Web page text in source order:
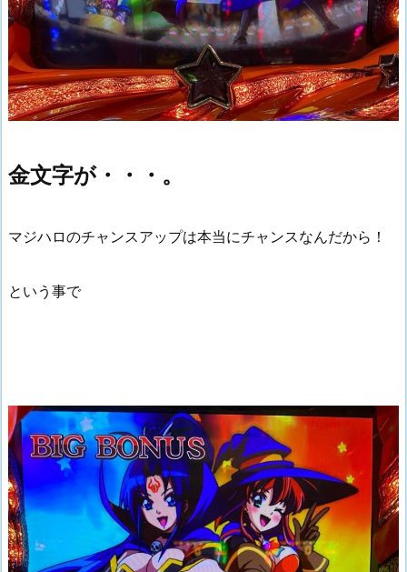
金文字が・・・。
マジハロのチャンスアップは本当にチャンスなんだから！
という事で